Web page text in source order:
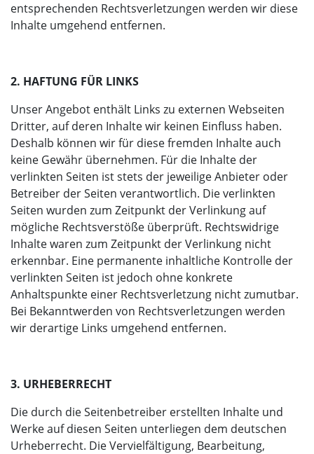
entsprechenden Rechtsverletzungen werden wir diese
Inhalte umgehend entfernen.
2. HAFTUNG FÜR LINKS
Unser Angebot enthält Links zu externen Webseiten
Dritter, auf deren Inhalte wir keinen Einfluss haben.
Deshalb können wir für diese fremden Inhalte auch
keine Gewähr übernehmen. Für die Inhalte der
verlinkten Seiten ist stets der jeweilige Anbieter oder
Betreiber der Seiten verantwortlich. Die verlinkten
Seiten wurden zum Zeitpunkt der Verlinkung auf
mögliche Rechtsverstöße überprüft. Rechtswidrige
Inhalte waren zum Zeitpunkt der Verlinkung nicht
erkennbar. Eine permanente inhaltliche Kontrolle der
verlinkten Seiten ist jedoch ohne konkrete
Anhaltspunkte einer Rechtsverletzung nicht zumutbar.
Bei Bekanntwerden von Rechtsverletzungen werden
wir derartige Links umgehend entfernen.
3. URHEBERRECHT
Die durch die Seitenbetreiber erstellten Inhalte und
Werke auf diesen Seiten unterliegen dem deutschen
Urheberrecht. Die Vervielfältigung, Bearbeitung,